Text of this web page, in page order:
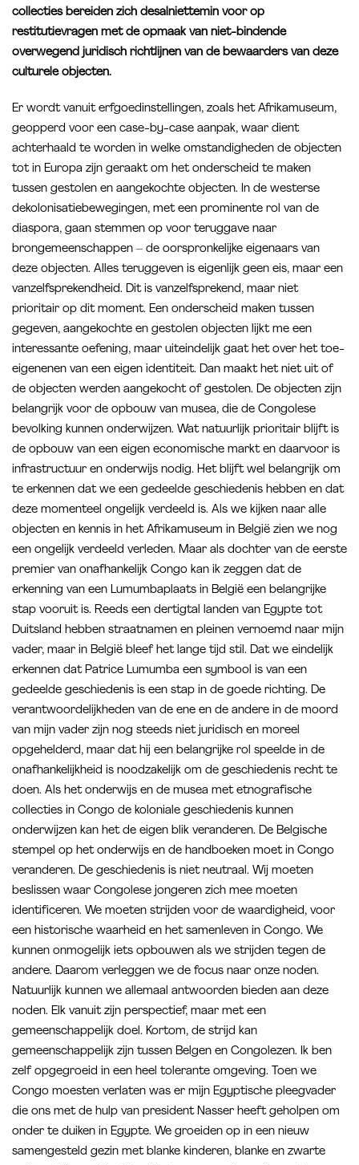
collecties bereiden zich desalniettemin voor op
restitutievragen met de opmaak van niet-bindende
overwegend juridisch richtlijnen van de bewaarders van deze
culturele objecten.
Er wordt vanuit erfgoedinstellingen, zoals het Afrikamuseum,
geopperd voor een case-by-case aanpak, waar dient
achterhaald te worden in welke omstandigheden de objecten
tot in Europa zijn geraakt om het onderscheid te maken
tussen gestolen en aangekochte objecten. In de westerse
dekolonisatiebewegingen, met een prominente rol van de
diaspora, gaan stemmen op voor teruggave naar
brongemeenschappen – de oorspronkelijke eigenaars van
deze objecten. Alles teruggeven is eigenlijk geen eis, maar een
vanzelfsprekendheid. Dit is vanzelfsprekend, maar niet
prioritair op dit moment. Een onderscheid maken tussen
gegeven, aangekochte en gestolen objecten lijkt me een
interessante oefening, maar uiteindelijk gaat het over het toe-
eigenenen van een eigen identiteit. Dan maakt het niet uit of
de objecten werden aangekocht of gestolen. De objecten zijn
belangrijk voor de opbouw van musea, die de Congolese
bevolking kunnen onderwijzen. Wat natuurlijk prioritair blijft is
de opbouw van een eigen economische markt en daarvoor is
infrastructuur en onderwijs nodig. Het blijft wel belangrijk om
te erkennen dat we een gedeelde geschiedenis hebben en dat
deze momenteel ongelijk verdeeld is. Als we kijken naar alle
objecten en kennis in het Afrikamuseum in België zien we nog
een ongelijk verdeeld verleden. Maar als dochter van de eerste
premier van onafhankelijk Congo kan ik zeggen dat de
erkenning van een Lumumbaplaats in België een belangrijke
stap vooruit is. Reeds een dertigtal landen van Egypte tot
Duitsland hebben straatnamen en pleinen vernoemd naar mijn
vader, maar in België bleef het lange tijd stil. Dat we eindelijk
erkennen dat Patrice Lumumba een symbool is van een
gedeelde geschiedenis is een stap in de goede richting. De
verantwoordelijkheden van de ene en de andere in de moord
van mijn vader zijn nog steeds niet juridisch en moreel
opgehelderd, maar dat hij een belangrijke rol speelde in de
onafhankelijkheid is noodzakelijk om de geschiedenis recht te
doen. Als het onderwijs en de musea met etnografische
collecties in Congo de koloniale geschiedenis kunnen
onderwijzen kan het de eigen blik veranderen. De Belgische
stempel op het onderwijs en de handboeken moet in Congo
veranderen. De geschiedenis is niet neutraal. Wij moeten
beslissen waar Congolese jongeren zich mee moeten
identificeren. We moeten strijden voor de waardigheid, voor
een historische waarheid en het samenleven in Congo. We
kunnen onmogelijk iets opbouwen als we strijden tegen de
andere. Daarom verleggen we de focus naar onze noden.
Natuurlijk kunnen we allemaal antwoorden bieden aan deze
noden. Elk vanuit zijn perspectief, maar met een
gemeenschappelijk doel. Kortom, de strijd kan
gemeenschappelijk zijn tussen Belgen en Congolezen. Ik ben
zelf opgegroeid in een heel tolerante omgeving. Toen we
Congo moesten verlaten was er mijn Egyptische pleegvader
die ons met de hulp van president Nasser heeft geholpen om
onder te duiken in Egypte. We groeiden op in een nieuw
samengesteld gezin met blanke kinderen, blanke en zwarte